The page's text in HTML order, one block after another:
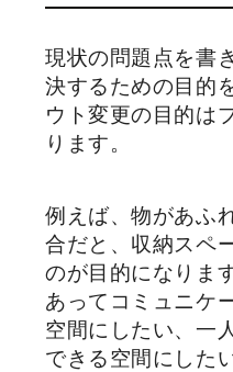
現状の問題点を書
決するための目的
ウト変更の目的は
ります。
例えば、物があふ
合だと、収納スペ
のが目的になりま
あってコミュニケ
空間にしたい、一
できる空間にした